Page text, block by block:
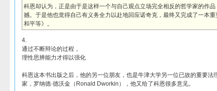
科恩却认为，正是由于是这样一个与自己观点立场完全相反的哲学家的作
撼。于是他也觉得自己有义务全力以赴地回应诺奇克，最终又完成了一本
和平等》。
4.
通过不断辩论的过程，
理性思辨能力才得以强化
科恩这本书出版之后，他的另一位朋友，也是牛津大学另一位已故的重要法
家，罗纳德·德沃金（Ronald Dworkin），他又给了科恩很多意见。